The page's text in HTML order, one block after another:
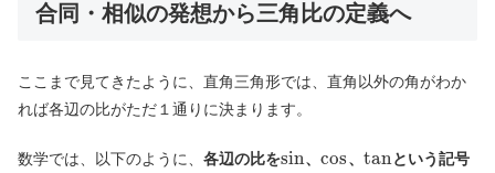
合同・相似の発想から三角比の定義へ
ここまで見てきたように、直角三角形では、直角以外の角がわか
れば各辺の比がただ１通りに決まります。
数学では、以下のように、 各辺の比をsin、cos、 tanという記号